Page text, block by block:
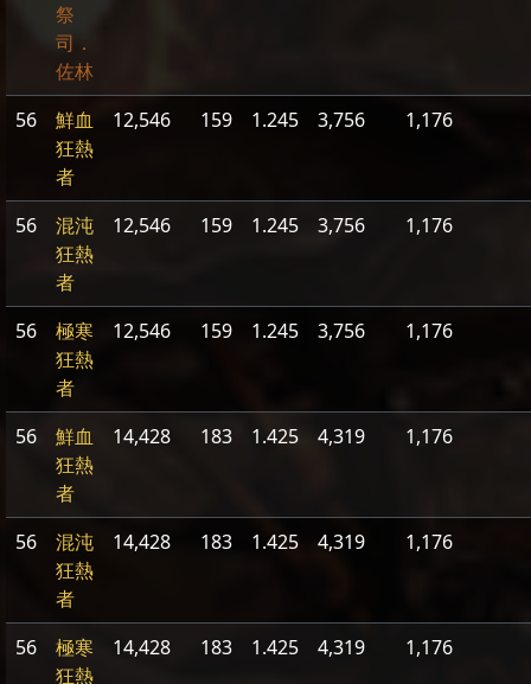
祭
司．
佐林
56
鮮血
狂熱
者
12,546 159 1.245 3,756 1,176
56
混沌
狂熱
者
12,546 159 1.245 3,756 1,176
56
極寒
狂熱
者
12,546 159 1.245 3,756 1,176
56
鮮血
狂熱
者
14,428 183 1.425 4,319 1,176
56
混沌
狂熱
者
14,428 183 1.425 4,319 1,176
56
極寒
狂熱
14,428 183 1.425 4,319 1,176